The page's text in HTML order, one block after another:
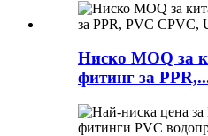
Ниско MOQ за
фитинг за